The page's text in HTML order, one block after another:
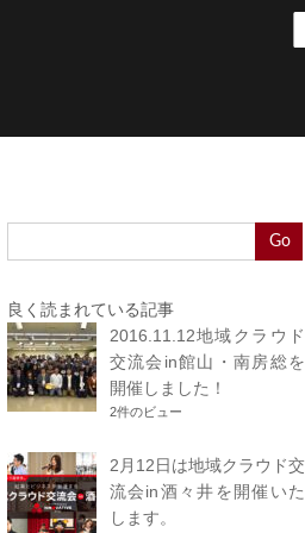
Go
良く読まれている記事
2016.11.12地域クラウド
交流会in館山・南房総を
開催しました！
2件のビュー
2月12日は地域クラウド交
流会in酒々井を開催いた
します。